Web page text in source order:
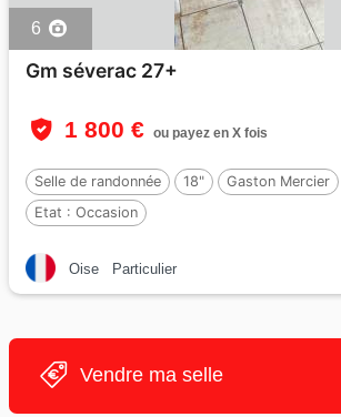
6
Gm séverac 27+
1 800 € ou payez en X fois
Selle de randonnée 18" Gaston Mercier
Etat : Occasion
Oise Particulier
Vendre ma selle